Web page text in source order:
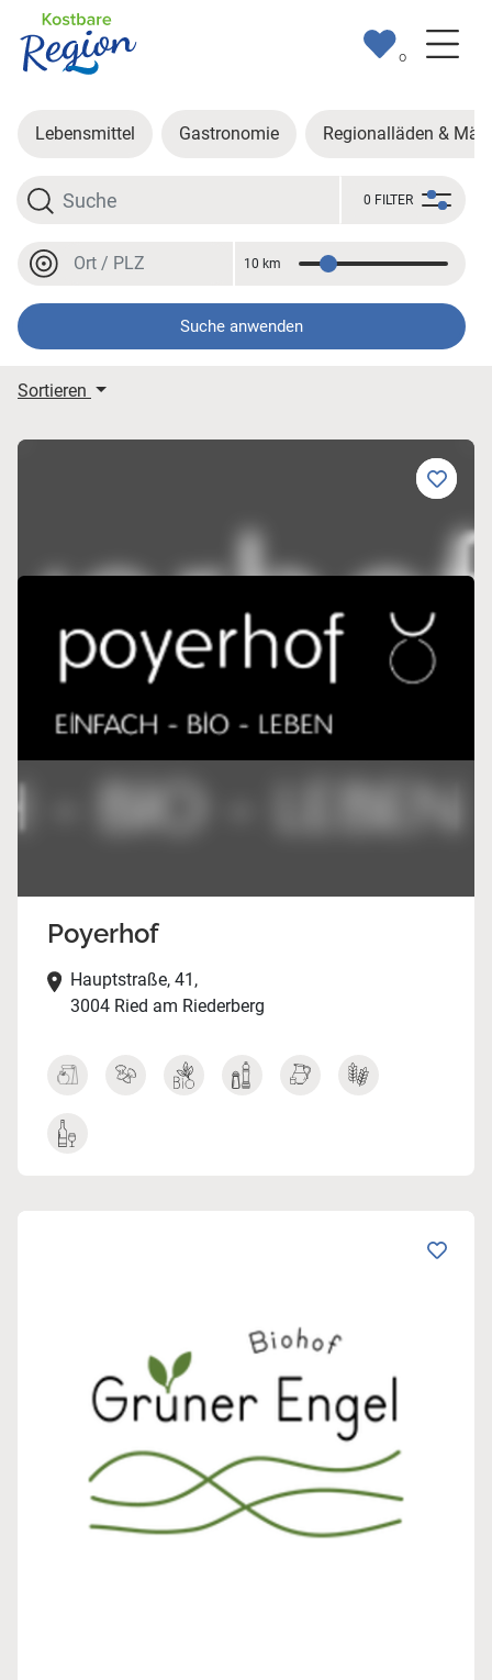
0
Lebensmittel Gastronomie Regionalläden &
Suche
0 FILTER
Ort oder PLZ
Entfernung
10 km
Suche anwenden
Meine Suchergebnisse
Sortieren
Poyerhof
Hauptstraße, 41,
3004 Ried am Riederberg